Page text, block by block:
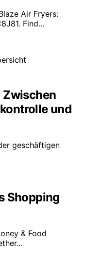
Air Fryers:
Find…
Zwischen
und
geschäftigen
Shopping
& Food